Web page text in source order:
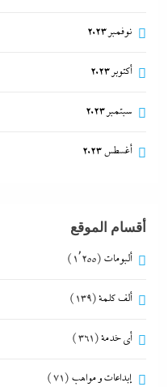
نوفمبر 2023
أكتوبر 2023
سبتمبر 2023
أغسطس 2023
أقسام الموقع
ألبومات (1٬255)
ألف كلمة(139)
أي خدمة(361)
إبداعات و مواهب (71)